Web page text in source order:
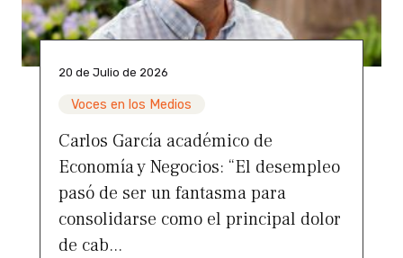
20 de Julio de 2026
Voces en los Medios
Carlos García académico de
Economía y Negocios: “El desempleo
pasó de ser un fantasma para
consolidarse como el principal dolor
de cab...